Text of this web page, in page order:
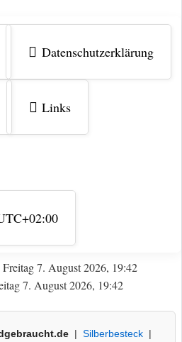
Datenschutzerklärung
Links
7. August 2026, 19:42
7. August 2026, 19:42
| Silberbesteck|